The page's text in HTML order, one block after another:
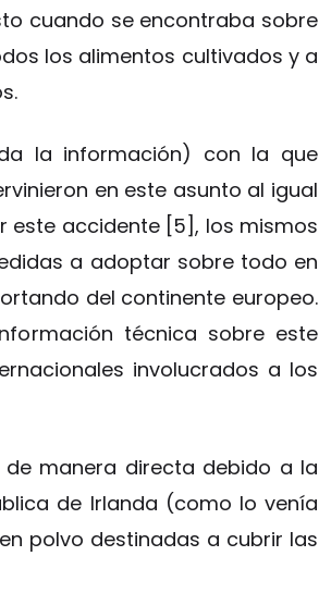
cuando se encontraba sobre
los alimentos cultivados y a
la información) con la que
en este asunto al igual
este accidente [5], los mismos
a adoptar sobre todo en
del continente europeo.
técnica sobre este
involucrados a los
manera directa debido a la
de Irlanda (como lo venía
polvo destinadas a cubrir las